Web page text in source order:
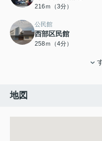
216ｍ（3分）
公民館
西部区民館
258ｍ（4分）
地図